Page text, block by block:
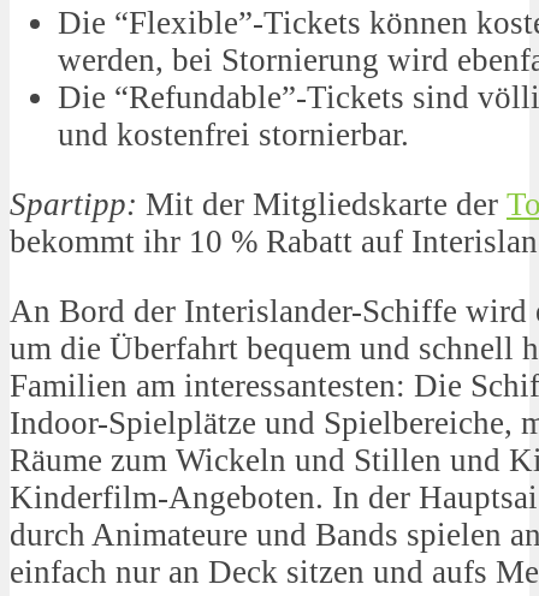
Die “Flexible”-Tickets können
werden, bei Stornierung wird
Die “Refundable”-Tickets sind
und kostenfrei stornierbar.
Spartipp: Mit der Mitgliedskarte der
bekommt ihr 10 % Rabatt auf
An Bord der Interislander-Schiffe wird
um die Überfahrt bequem und schnell
Familien am interessantesten: Die
Indoor-Spielplätze und Spielbereiche,
Räume zum Wickeln und Stillen und
Kinderfilm-Angeboten. In der
durch Animateure und Bands spielen
einfach nur an Deck sitzen und aufs